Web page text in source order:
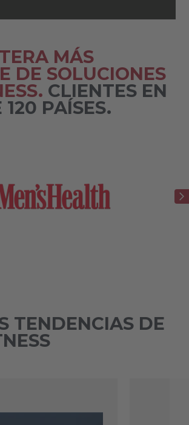
MÁS
DE SOLUCIONES
CLIENTES EN
120 PAÍSES.
TENDENCIAS DE